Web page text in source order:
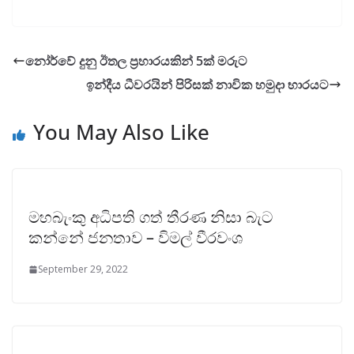
නෝර්වේ දුනු ඊතල ප්‍රහාරයකින් 5ක් මරුට
ඉන්දීය ධීවරයින් පිරිසක් නාවික හමුදා භාරයට
You May Also Like
මහබැංකු අධිපති ගත් තීරණ නිසා බැට
කන්නේ ජනතාව – විමල් වීරවංශ
September 29, 2022